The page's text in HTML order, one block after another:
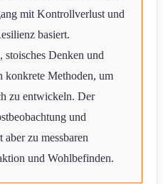
mit Kontrollverlust und
basiert.
stoisches Denken und
konkrete Methoden, um
zu entwickeln. Der
und
zu messbaren
und Wohlbefinden.